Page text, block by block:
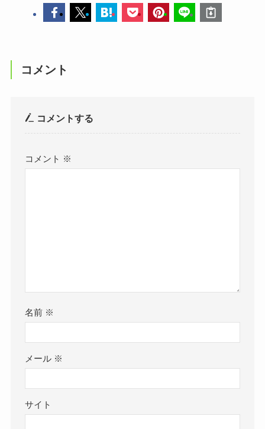
コメント
コメントする
コメント ※
名前 ※
メール ※
サイト